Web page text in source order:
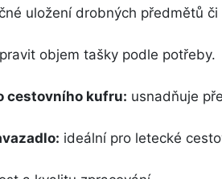
uložení drobných předmětů či
objem tašky podle potřeby.
cestovního kufru: usnadňuje
ideální pro letecké